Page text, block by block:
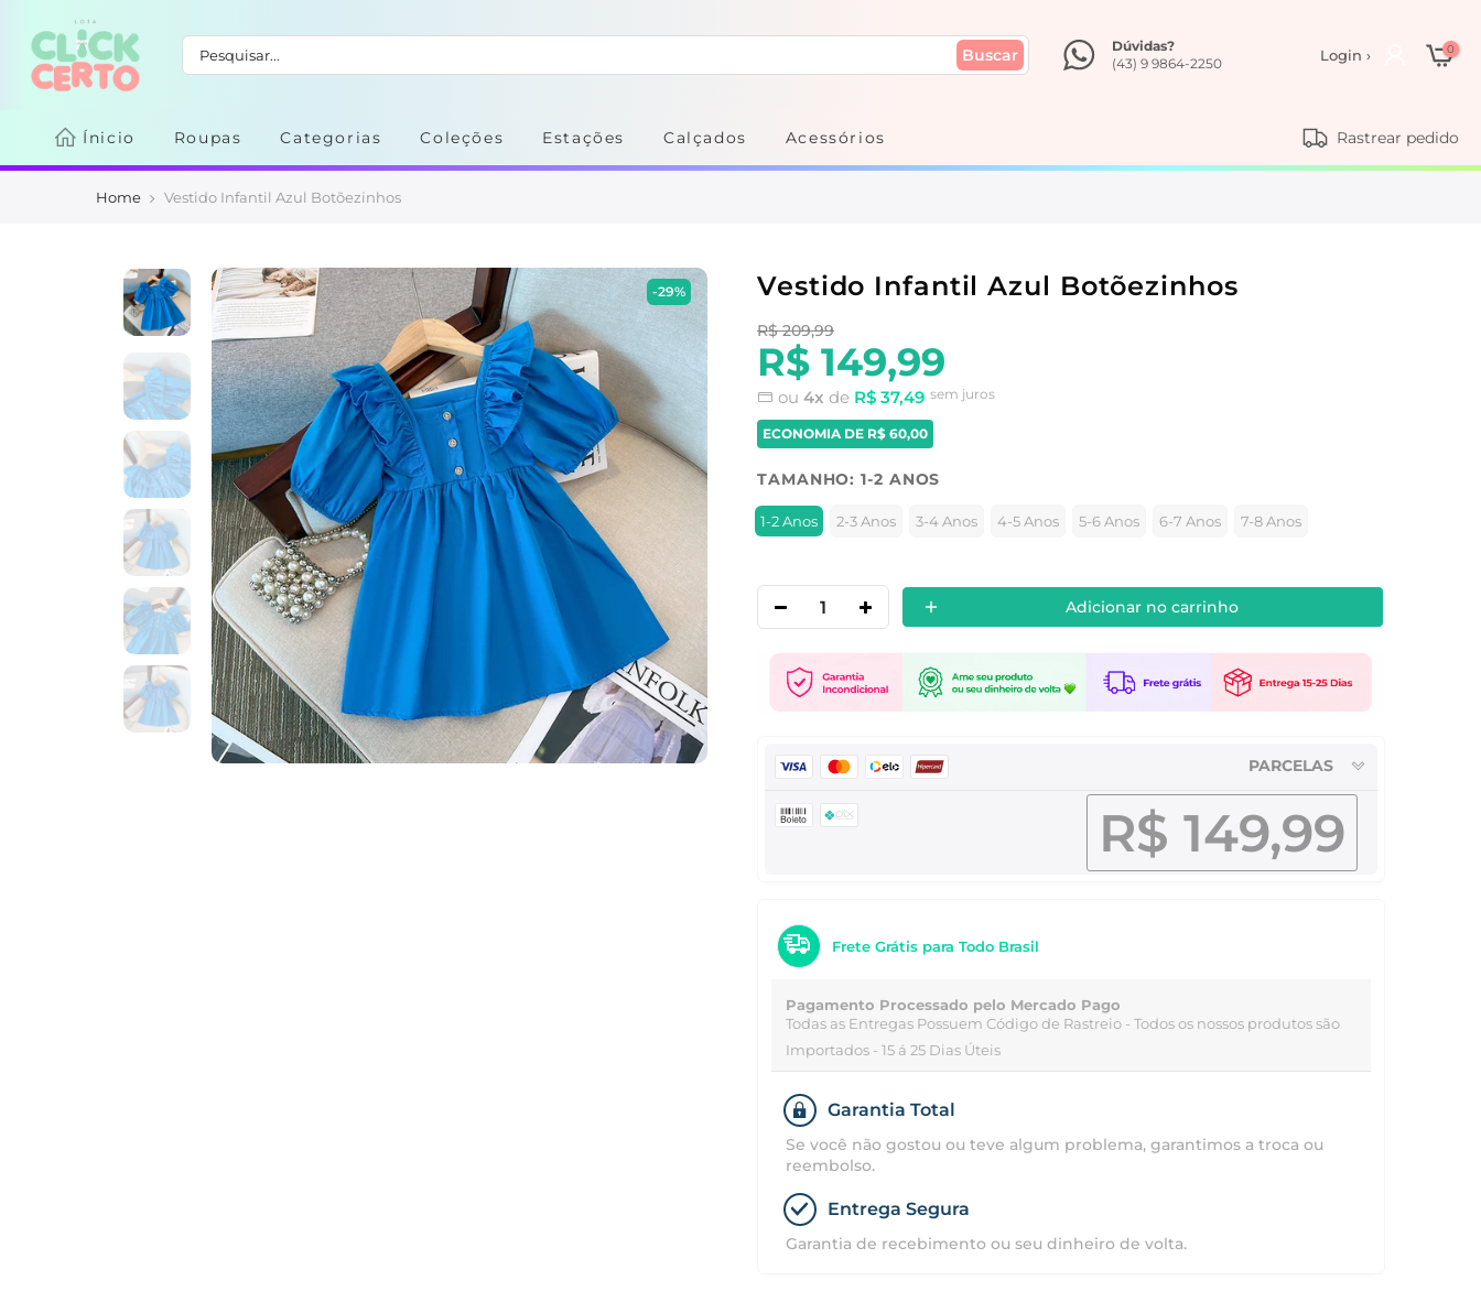
Buscar
Dúvidas?
(43) 9 9864-2250
Login › 0
Ínicio Roupas Categorias Coleções Estações Calçados Acessórios Rastrear pedido
Home Vestido Infantil Azul Botõezinhos
-29% Vestido Infantil Azul Botõezinhos
R$ 209,99
R$ 149,99
ou 4x de R$ 37,49 sem juros
ECONOMIA DE R$ 60,00
TAMANHO:1-2 ANOS
1-2 Anos 2-3 Anos 3-4 Anos 4-5 Anos 5-6 Anos 6-7 Anos 7-8 Anos
Adicionar no carrinho
PARCELAS
R$ 149,99
Frete Grátis para Todo Brasil
Pagamento Processado pelo Mercado Pago
Todas as Entregas Possuem Código de Rastreio - Todos os nossos produtos são
Importados - 15 á 25 Dias Úteis
Garantia Total
Se você não gostou ou teve algum problema, garantimos a troca ou
reembolso.
Entrega Segura
Garantia de recebimento ou seu dinheiro de volta.